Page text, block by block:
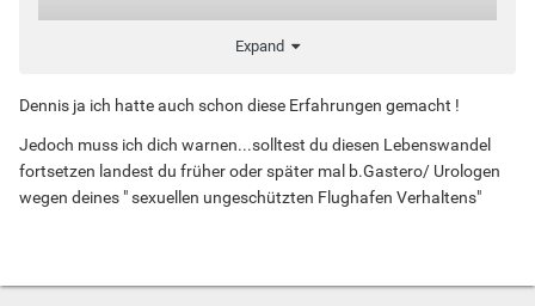
Hat jemand mit so etwas schon Erfahrungen gemacht?
Expand
Dennis ja ich hatte auch schon diese Erfahrungen gemacht !
Jedoch muss ich dich warnen...solltest du diesen Lebenswandel
fortsetzen landest du früher oder später mal b.Gastero/ Urologen
wegen deines " sexuellen ungeschützten Flughafen Verhaltens"